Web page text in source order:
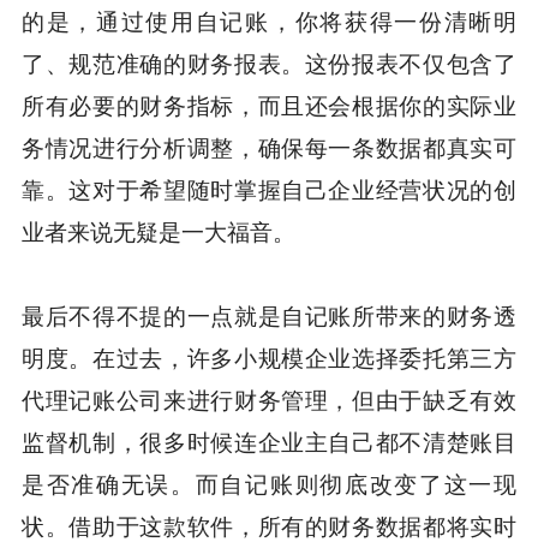
的是，通过使用自记账，你将获得一份清晰明
了、规范准确的财务报表。这份报表不仅包含了
所有必要的财务指标，而且还会根据你的实际业
务情况进行分析调整，确保每一条数据都真实可
靠。这对于希望随时掌握自己企业经营状况的创
业者来说无疑是一大福音。
最后不得不提的一点就是自记账所带来的财务透
明度。在过去，许多小规模企业选择委托第三方
代理记账公司来进行财务管理，但由于缺乏有效
监督机制，很多时候连企业主自己都不清楚账目
是否准确无误。而自记账则彻底改变了这一现
状。借助于这款软件，所有的财务数据都将实时